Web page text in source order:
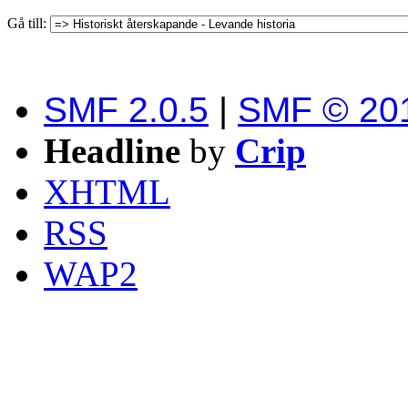
Gå till:
SMF 2.0.5 | SMF ©
Headline by Crip
XHTML
RSS
WAP2